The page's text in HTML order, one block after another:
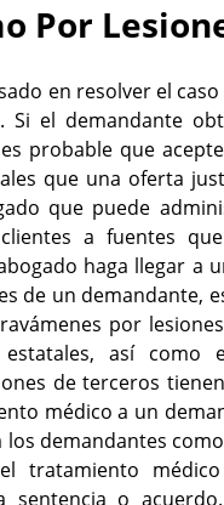
Por
en resolver el
el demandante
probable que
que una oferta
que puede
a fuentes
haga llegar a
de un demandante,
por
así como
de terceros
médico a un
demandantes
tratamiento
o